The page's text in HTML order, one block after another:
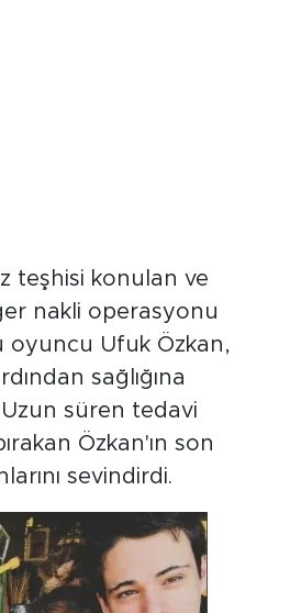
teşhisi konulan ve
nakli operasyonu
oyuncu Ufuk Özkan,
sağlığına
süren tedavi
Özkan'ın son
sevindirdi.